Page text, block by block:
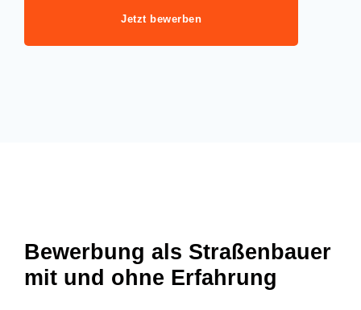
Jetzt bewerben
Bewerbung als Straßenbauer
mit und ohne Erfahrung